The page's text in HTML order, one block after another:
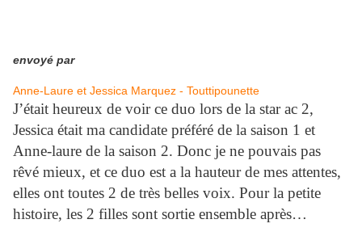
envoyé par
Anne-Laure et Jessica Marquez - Touttipounette
J’était heureux de voir ce duo lors de la star ac 2,
Jessica était ma candidate préféré de la saison 1 et
Anne-laure de la saison 2. Donc je ne pouvais pas
rêvé mieux, et ce duo est a la hauteur de mes attentes,
elles ont toutes 2 de très belles voix. Pour la petite
histoire, les 2 filles sont sortie ensemble après…